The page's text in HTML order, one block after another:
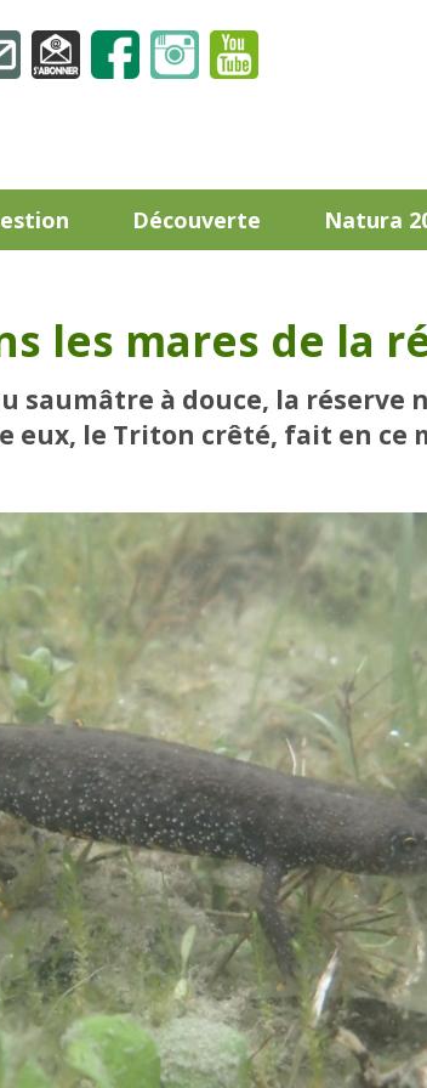
Découverte Natura
les mares de la
saumâtre à douce, la
eux, le Triton crêté, fait en ce